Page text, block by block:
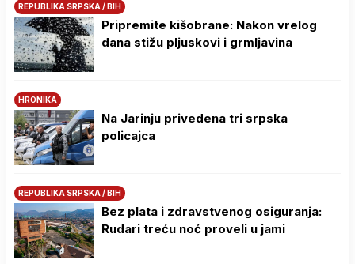
REPUBLIKA SRPSKA / BIH
Pripremite kišobrane: Nakon vrelog
dana stižu pljuskovi i grmljavina
HRONIKA
Na Јarinju privedena tri srpska
policajca
REPUBLIKA SRPSKA / BIH
Bez plata i zdravstvenog osiguranja:
Rudari treću noć proveli u jami